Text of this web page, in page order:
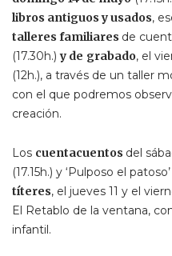
libros antiguos y usados,
talleres familiares de
(17.30h.)y de grabado, el
(12h.), a través de un taller
con el que podremos
creación.
Los cuentacuentos del
(17.15h.) y ‘Pulposo el
títeres, el jueves 11 y el
El Retablo de la ventana,
infantil.